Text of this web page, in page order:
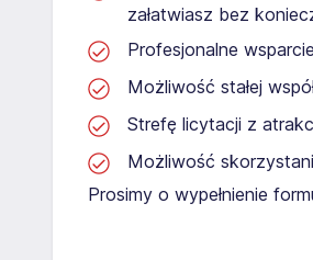
załatwiasz bez
Profesjonalne
Możliwość stałej
Strefę licytacji z
Możliwość
Prosimy o wypełnienie